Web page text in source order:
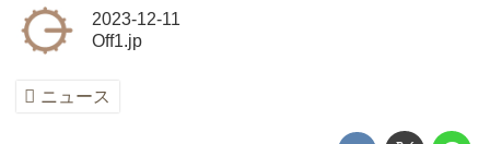
2023-12-11
Off1.jp
ニュース